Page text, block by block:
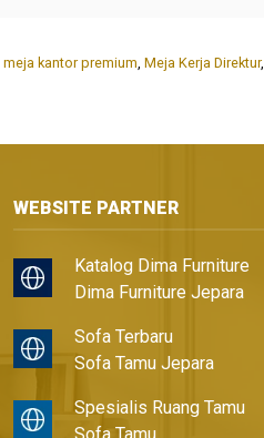
meja kantor premium, Meja Kerja Direktur,
WEBSITE PARTNER
Katalog Dima Furniture
Dima Furniture Jepara
Sofa Terbaru
Sofa Tamu Jepara
Spesialis Ruang Tamu